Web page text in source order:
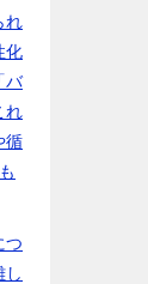
れ
化
バ
れ
循
つ
し